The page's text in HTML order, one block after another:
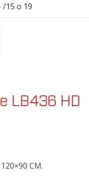
/15 o 19
LB436 HD
CM.